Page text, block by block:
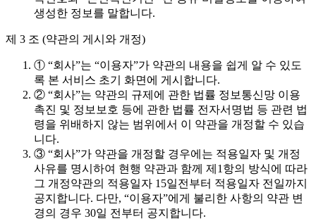
생성한 정보를 말합니다.
제 3 조 (약관의 게시와 개정)
① “회사”는 “이용자”가 약관의 내용을 쉽게 알 수 있도
록 본 서비스 초기 화면에 게시합니다.
② “회사”는 약관의 규제에 관한 법률 정보통신망 이용
촉진 및 정보보호 등에 관한 법률 전자서명법 등 관련 법
령을 위배하지 않는 범위에서 이 약관을 개정할 수 있습
니다.
③ “회사”가 약관을 개정할 경우에는 적용일자 및 개정
사유를 명시하여 현행 약관과 함께 제1항의 방식에 따라
그 개정약관의 적용일자 15일전부터 적용일자 전일까지
공지합니다. 다만, “이용자”에게 불리한 사항의 약관 변
경의 경우 30일 전부터 공지합니다.